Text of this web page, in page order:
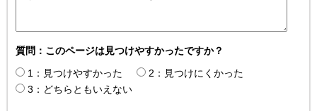
質問：このページは見つけやすかったですか？
1：見つけやすかった
2：見つけにくかった
3：どちらともいえない